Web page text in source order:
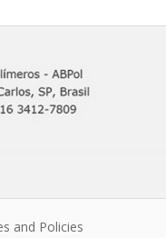
and Policies